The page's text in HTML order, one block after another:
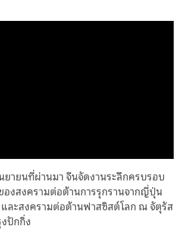
ยายนที่ผ่านมา จีนจัดงานระลึกครบรอบ
งสงครามต่อต้านการรุกรานจากญี่ปุ่น
ละสงครามต่อต้านฟาสซิสต์โลก ณ จัตุรัส
ปักกิ่ง